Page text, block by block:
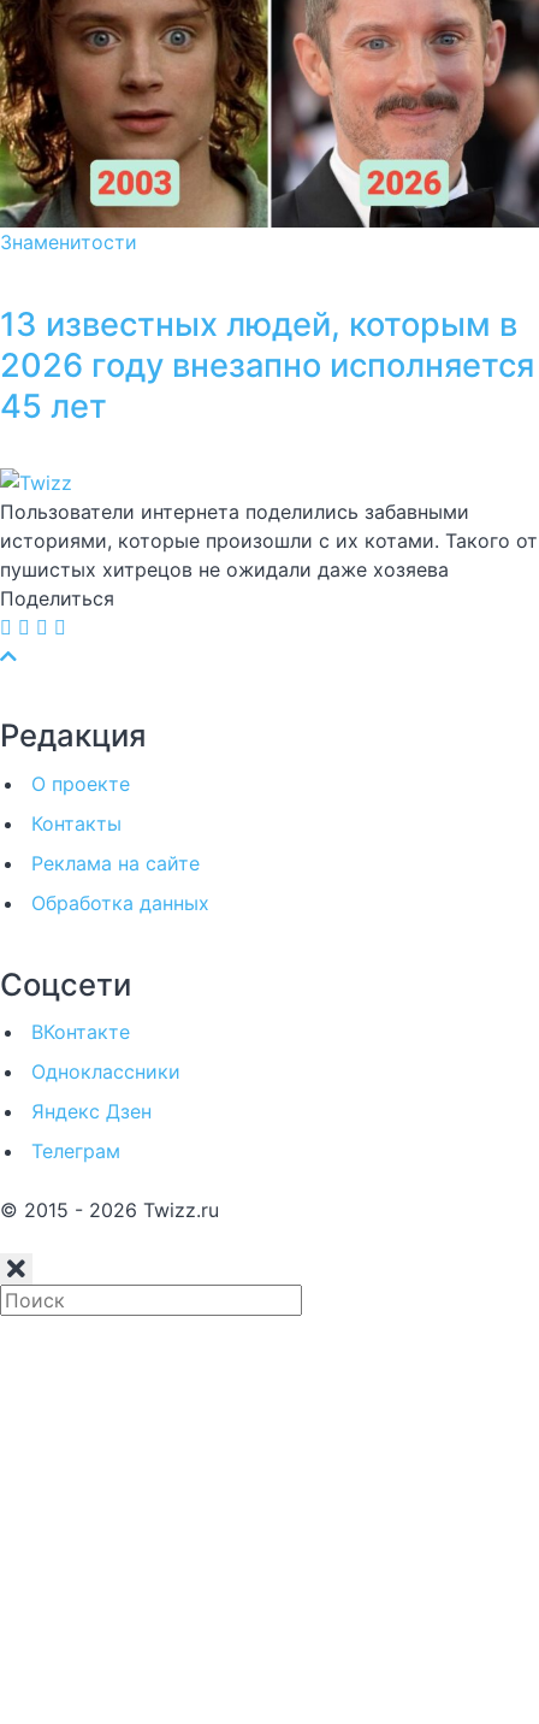
Знаменитости
13 известных людей, которым в
2026 году внезапно исполняется
45 лет
Пользователи интернета поделились забавными
историями, которые произошли с их котами. Такого от
пушистых хитрецов не ожидали даже хозяева
Поделиться
Редакция
О проекте
Контакты
Реклама на сайте
Обработка данных
Соцсети
ВКонтакте
Одноклассники
Яндекс Дзен
Телеграм
© 2015 - 2026 Twizz.ru